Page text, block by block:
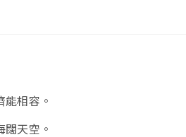
相容。
闊天空。